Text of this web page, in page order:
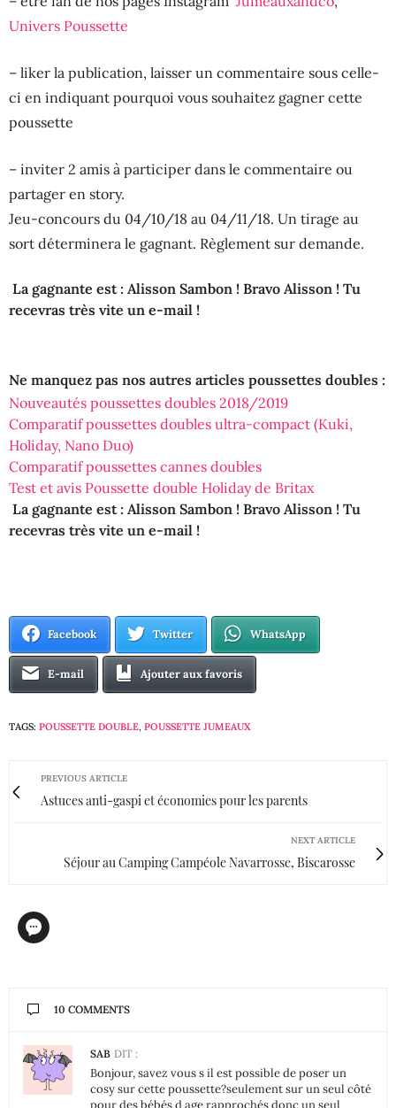
Univers Poussette
– liker la publication, laisser un commentaire sous celle-
ci en indiquant pourquoi vous souhaitez gagner cette
poussette
– inviter 2 amis à participer dans le commentaire ou
partager en story.
Jeu-concours du 04/10/18 au 04/11/18. Un tirage au
sort déterminera le gagnant. Règlement sur demande.
La gagnante est : Alisson Sambon ! Bravo Alisson ! Tu
recevras très vite un e-mail !
Ne manquez pas nos autres articles poussettes doubles :
Nouveautés poussettes doubles 2018/2019
Comparatif poussettes doubles ultra-compact (Kuki,
Holiday, Nano Duo)
Comparatif poussettes cannes doubles
Test et avis Poussette double Holiday de Britax
La gagnante est : Alisson Sambon ! Bravo Alisson ! Tu
recevras très vite un e-mail !
Facebook Twitter WhatsApp
E-mail Ajouter aux favoris
TAGS: POUSSETTE DOUBLE, POUSSETTE JUMEAUX
PREVIOUS ARTICLE
Astuces anti-gaspi et économies pour les parents
NEXT ARTICLE
Séjour au Camping Campéole Navarrosse, Biscarosse
10 COMMENTS
SAB DIT :
Bonjour, savez vous s il est possible de poser un
cosy sur cette poussette?seulement sur un seul côté